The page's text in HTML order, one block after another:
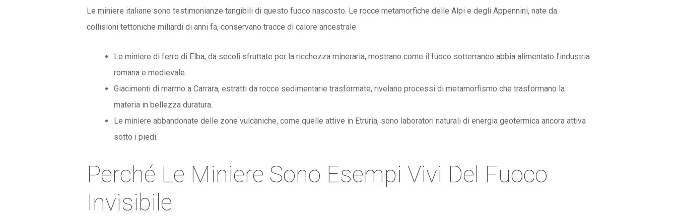
Le miniere italiane sono testimonianze tangibili di questo fuoco nascosto. Le rocce metamorfiche delle Alpi e degli Appennini, nate da
collisioni tettoniche miliardi di anni fa, conservano tracce di calore ancestrale.
Le miniere di ferro di Elba, da secoli sfruttate per la ricchezza mineraria, mostrano come il fuoco sotterraneo abbia alimentato l’industria
romana e medievale.
Giacimenti di marmo a Carrara, estratti da rocce sedimentarie trasformate, rivelano processi di metamorfismo che trasformano la
materia in bellezza duratura.
Le miniere abbandonate delle zone vulcaniche, come quelle attive in Etruria, sono laboratori naturali di energia geotermica ancora attiva
sotto i piedi.
Perché Le Miniere Sono Esempi Vivi Del Fuoco
Invisibile